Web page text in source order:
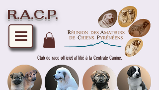
R.A.C.P.
Club de race officiel affilié à la Centrale Canine.